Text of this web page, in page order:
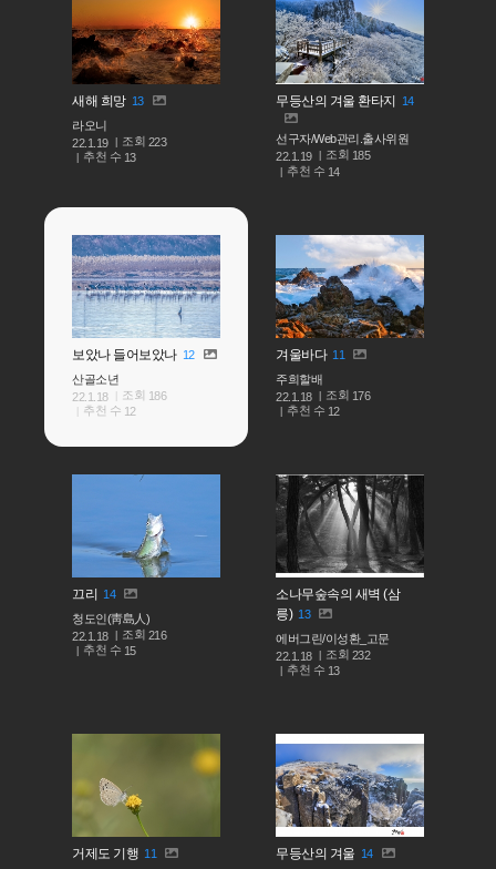
새해 희망 13
라오니
22.1.19
조회 223
추천 수 13
무등산의 겨울 환타지 14
선구자/Web관리.출사위원
22.1.19
조회 185
추천 수 14
보았나 들어보았나 12
산골소년
22.1.18
조회 186
추천 수 12
겨울바다 11
주희할배
22.1.18
조회 176
추천 수 12
끄리
14
청도인(靑島人)
22.1.18
조회 216
추천 수 15
소나무숲속의 새벽 (삼
릉) 13
에버그린/이성환_고문
22.1.18
조회 232
추천 수 13
거제도 기행 11
무등산의 겨울 14